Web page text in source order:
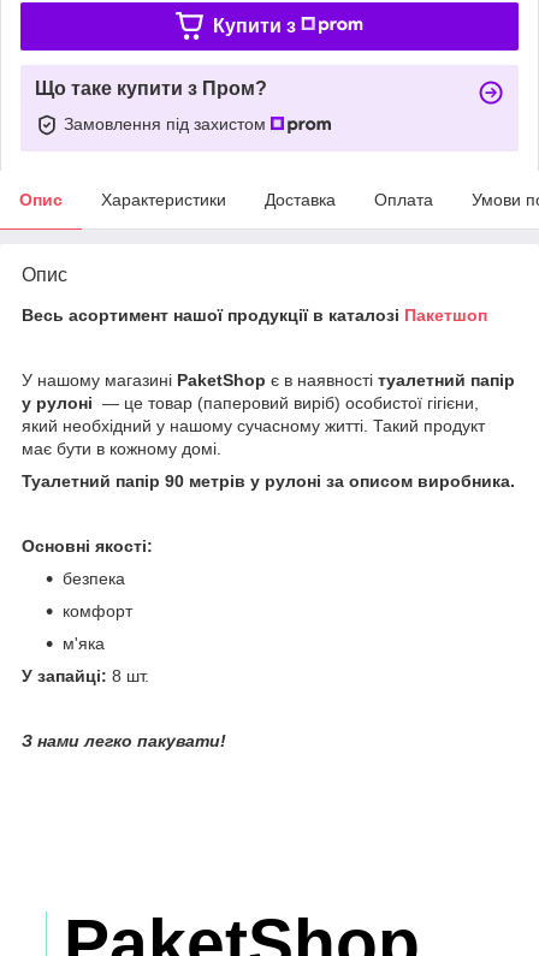
Купити з
Що таке купити з Пром?
Замовлення під захистом
Опис Характеристики Доставка Оплата Умови
Опис
Весь асортимент нашої продукції в каталозі Пакетшоп
У нашому магазині PaketShop є в наявності туалетний папір
у рулоні — це товар (паперовий виріб) особистої гігієни,
який необхідний у нашому сучасному житті. Такий продукт
має бути в кожному домі.
Туалетний папір 90 метрів у рулоні за описом виробника.
Основні якості:
безпека
комфорт
м'яка
У запайці: 8 шт.
З нами легко пакувати!